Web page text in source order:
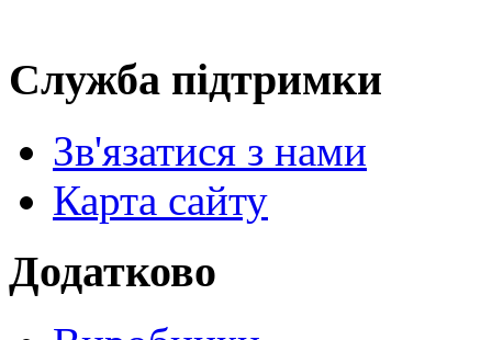
Служба підтримки
Зв'язатися з нами
Карта сайту
Додатково